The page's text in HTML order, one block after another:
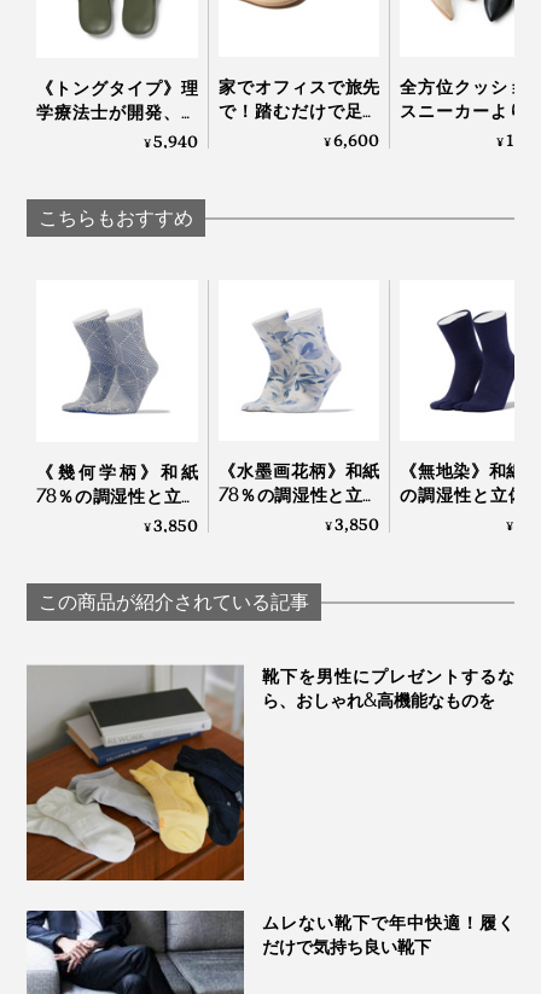
《トングタイプ》理
学療法士が開発、世
界600万人の足を支
Archies
¥5,940
家でオフィスで旅先
で！踏むだけで足か
ら元気になれる「足
¥6,600
全方位クッショ
スニーカーより
かな「コンフォ
¥
こちらもおすすめ
《幾何学柄》和紙
78％の調湿性と立体
編みのフィット感
ソックス」｜WASI
WASI
¥3,850
《水墨画花柄》和紙
78％の調湿性と立体
編みのフィット感
ソックス」｜WASI
WASI
¥3,850
《無地染》和紙
の調湿性と立体
のフィット感で
¥
この商品が紹介されている記事
靴下を男性にプレゼントするな
ら、おしゃれ&高機能なものを
ムレない靴下で年中快適！履く
だけで気持ち良い靴下